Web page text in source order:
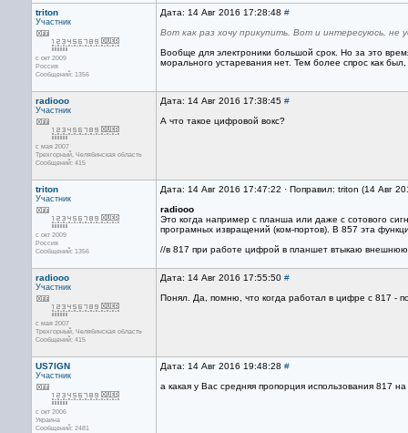
triton
Участник
с окт 2009
Россия
Сообщений: 1356
Дата: 14 Авг 2016 17:28:48 #
Вот как раз хочу прикупить. Вот и интересуюсь, не
Вообще для электроники большой срок. Но за это
морального устаревания нет. Тем более спрос как
radiooo
Участник
с мая 2007
Трехгорный, Челябинская область
Сообщений: 415
Дата: 14 Авг 2016 17:38:45 #
А что такое цифровой вокс?
triton
Участник
с окт 2009
Россия
Сообщений: 1356
Дата: 14 Авг 2016 17:47:22 · Поправил: triton (14 Авг
radiooo
Это когда например с планша или даже с сотового
програмных извращений (ком-портов). В 857 эта
//в 817 при работе цифрой в планшет втыкаю внешнюю
radiooo
Участник
с мая 2007
Трехгорный, Челябинская область
Сообщений: 415
Дата: 14 Авг 2016 17:55:50 #
Понял. Да, помню, что когда работал в цифре с 817 -
US7IGN
Участник
с окт 2006
Украина
Сообщений: 2481
Дата: 14 Авг 2016 19:48:28 #
а какая у Вас средняя пропорция использования 817